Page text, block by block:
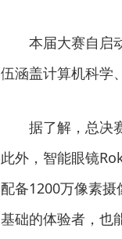
本届大赛自启
伍涵盖计算机科学
据了解，总决
此外，智能眼镜
配备1200万像素
基础的体验者，也